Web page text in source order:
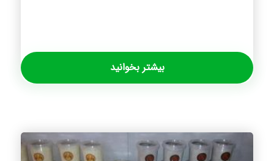
بیشتر بخوانید